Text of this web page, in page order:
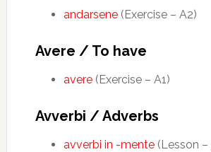
andarsene(Exercise – A2)
Avere / To have
avere(Exercise – A1)
Avverbi / Adverbs
avverbi in -mente(Lesson –